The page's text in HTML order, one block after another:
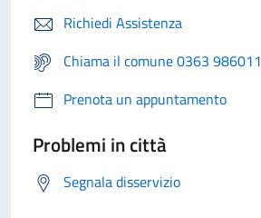
Richiedi Assistenza
Chiama il comune 0363 986011
Prenota un appuntamento
Problemi in città
Segnala disservizio